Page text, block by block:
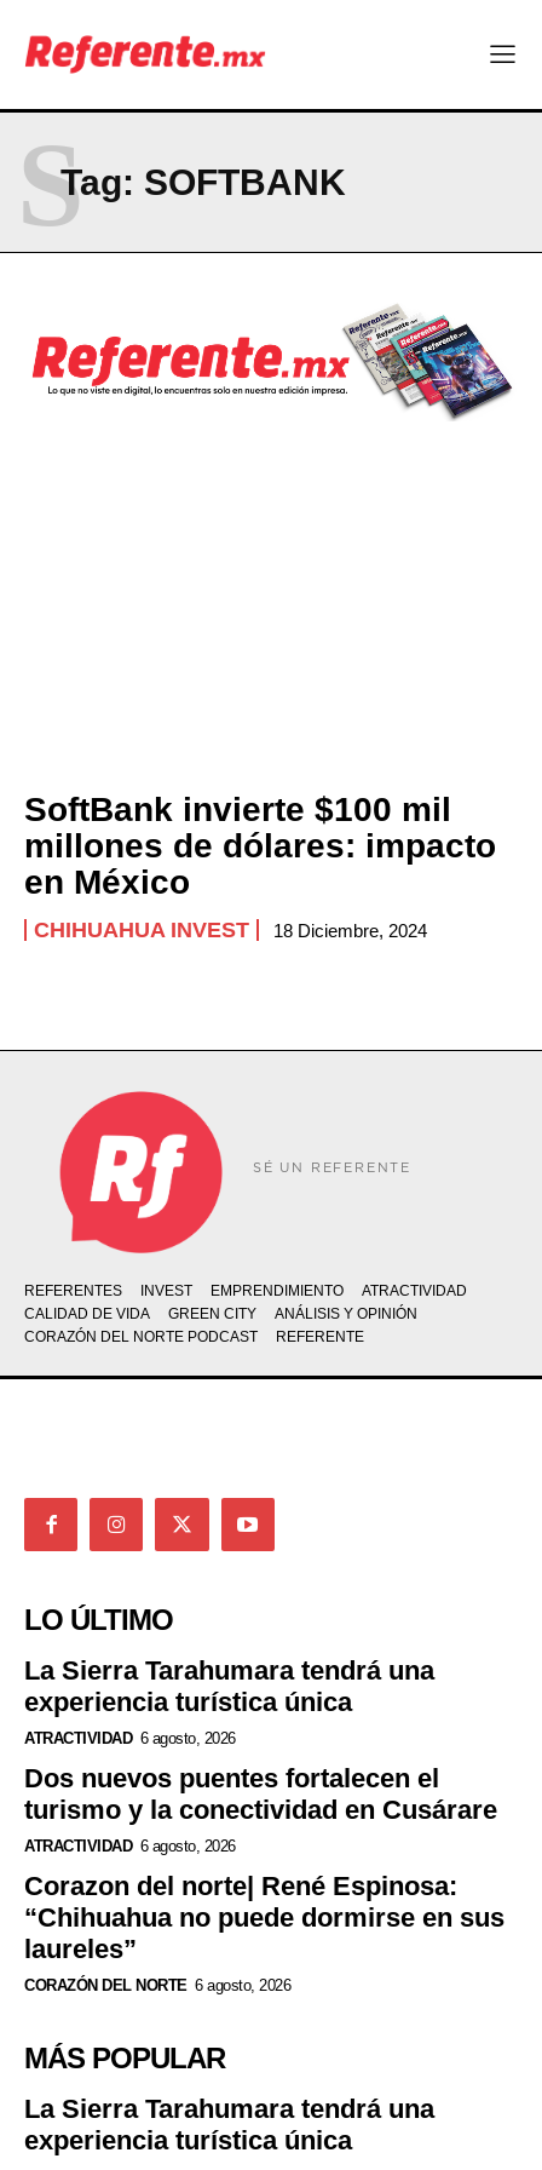
Company
CONTACT
PRIVACY POLICY
NEWSLETTER
Tag: SOFTBANK
S
SoftBank invierte $100 mil
millones de dólares: impacto
en México
CHIHUAHUA INVEST 18 Diciembre, 2024
SÉ UN REFERENTE
REFERENTES INVEST EMPRENDIMIENTO
ATRACTIVIDAD
CALIDAD DE VIDA
GREEN CITY
ANÁLISIS Y OPINIÓN
CORAZÓN DEL NORTE PODCAST
REFERENTE
LO ÚLTIMO
La Sierra Tarahumara tendrá una
experiencia turística única
ATRACTIVIDAD 6 agosto, 2026
Dos nuevos puentes fortalecen el
turismo y la conectividad en Cusárare
ATRACTIVIDAD 6 agosto, 2026
Corazon del norte| René Espinosa:
“Chihuahua no puede dormirse en sus
laureles”
CORAZÓN DEL NORTE 6 agosto, 2026
MÁS POPULAR
La Sierra Tarahumara tendrá una
experiencia turística única